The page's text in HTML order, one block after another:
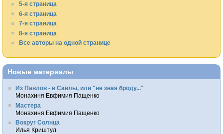
5-я страница
6-я страница
7-я страница
8-я страница
Все авторы на одной странице
Новые материалы
Из Павлов - в Савлы, или "не зная броду..."
Монахиня Евфимия Пащенко
Мастера
Монахиня Евфимия Пащенко
Вокруг Солнца
Илья Криштул